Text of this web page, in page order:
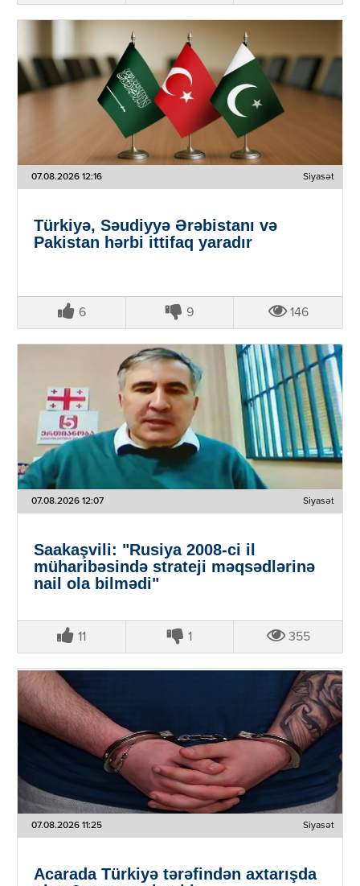
07.08.2026 12:16 Siyasət
Türkiyə, Səudiyyə Ərəbistanı və
Pakistan hərbi ittifaq yaradır
6 9 146
07.08.2026 12:07 Siyasət
Saakaşvili: "Rusiya 2008-ci il
müharibəsində strateji məqsədlərinə
nail ola bilmədi"
11 1 355
07.08.2026 11:25 Siyasət
Acarada Türkiyə tərəfindən axtarışda